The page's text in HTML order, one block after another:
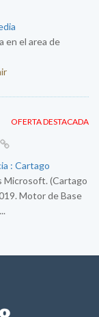
en el area de
OFERTA DESTACADA
: Cartago
Microsoft. (Cartago
Motor de Base